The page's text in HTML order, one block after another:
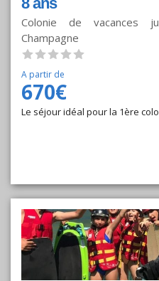
Colonie de vacances
Champagne
A partir de
670€
Le séjour idéal pour la 1ère